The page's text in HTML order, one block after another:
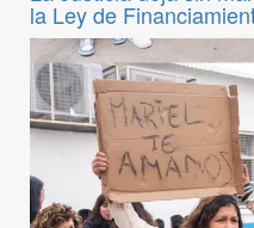
la Ley de